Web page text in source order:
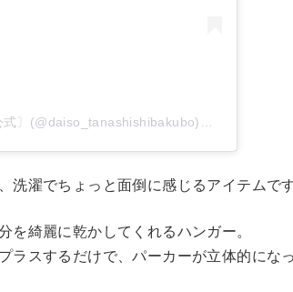
ダイソー イオンタウン田無芝久保店 〔公式〕(@daiso_tanashishibakubo)がシェアした投稿
濯でちょっと面倒に感じるアイテムです
綺麗に乾かしてくれるハンガー。
ラスするだけで、パーカーが立体的にな